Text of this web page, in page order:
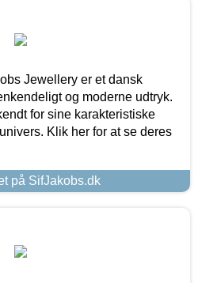
Jewellery er et dansk
og moderne udtryk.
for sine karakteristiske
Klik her for at se deres
på SifJakobs.dk